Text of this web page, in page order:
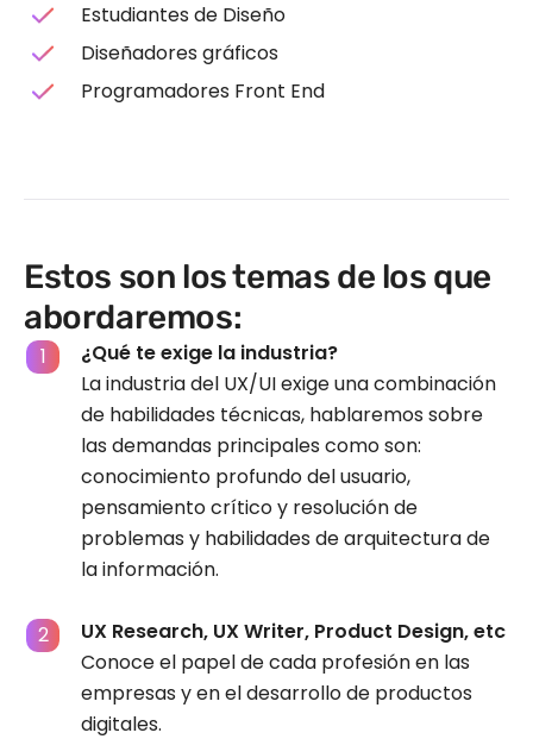
Estudiantes de Diseño
Diseñadores gráficos
Programadores Front End
Estos son los temas de los que
abordaremos:
¿Qué te exige la industria?
La industria del UX/UI exige una combinación
de habilidades técnicas, hablaremos sobre
las demandas principales como son:
conocimiento profundo del usuario,
pensamiento crítico y resolución de
problemas y habilidades de arquitectura de
la información.
UX Research, UX Writer, Product Design, etc
Conoce el papel de cada profesión en las
empresas y en el desarrollo de productos
digitales.